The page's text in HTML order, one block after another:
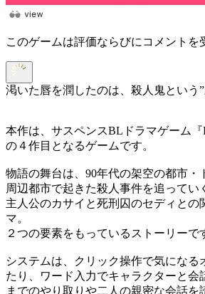
このゲームは評価ならびにコメントを
渇いた唇を潤したのは、殺人鬼とい
本作は、サスペンスBLドラマゲーム『
の４作目となるゲームです。
物語の舞台は、90年代の架空の都市・
周辺都市で起きた殺人事件を追ってい
主人公のカサイと死刑囚のセディとの
マ。
２つの要素をもっているストーリーで
システムは、クリック操作で気になる
たり、ワード入力でキャラクターと会
までのやり取りや二人の親密な会話を